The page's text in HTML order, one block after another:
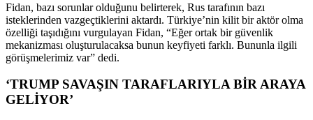
Fidan, bazı sorunlar olduğunu belirterek, Rus tarafının bazı
isteklerinden vazgeçtiklerini aktardı. Türkiye’nin kilit bir aktör olma
özelliği taşıdığını vurgulayan Fidan, “Eğer ortak bir güvenlik
mekanizması oluşturulacaksa bunun keyfiyeti farklı. Bununla ilgili
görüşmelerimiz var” dedi.
‘TRUMP SAVAŞIN TARAFLARIYLA BİR ARAYA
GELİYOR’